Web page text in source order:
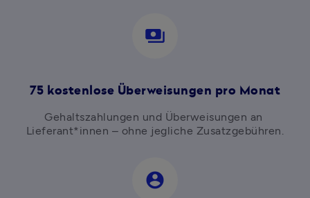
payments
75 kostenlose Überweisungen pro Monat
Gehaltszahlungen und Überweisungen an
Lieferant*innen – ohne jegliche Zusatzgebühren.
account_circle